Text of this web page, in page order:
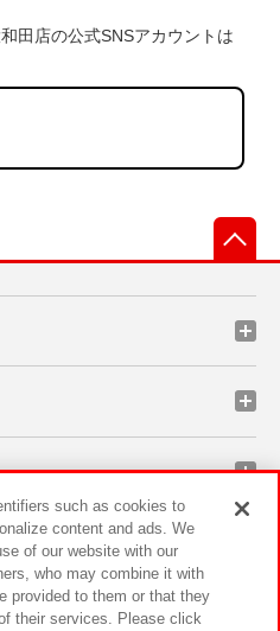
田店の公式SNSアカウントは
such as cookies to
content and ads. We
of our website with our
who may combine it with
provided to them or that they
their services. Please click